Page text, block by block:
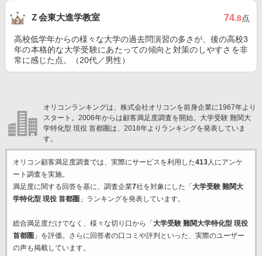
Ｚ会東大進学教室 74.8点
高校低学年からの様々な大学の過去問演習の多さが、後の高校3
年の本格的な大学受験にあたっての傾向と対策のしやすさを非
常に感じた点。（20代／男性）
オリコンランキングは、株式会社オリコンを前身企業に1967年より
スタート。2006年からは顧客満足度調査を開始。大学受験 難関大
学特化型 現役 首都圏は、2018年よりランキングを発表していま
す。
オリコン顧客満足度調査では、実際にサービスを利用した413人にアンケ
ート調査を実施。
満足度に関する回答を基に、調査企業7社を対象にした「 大学受験 難関大
学特化型 現役 首都圏 」ランキングを発表しています。
総合満足度だけでなく、様々な切り口から「 大学受験 難関大学特化型 現役
首都圏 」を評価。さらに回答者の口コミや評判といった、実際のユーザー
の声も掲載しています。